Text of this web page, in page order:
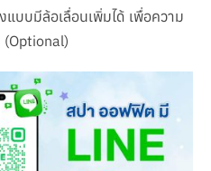
บบมีล้อเลื่อนเพิ่มได้ เพื่อความ
(Optional)